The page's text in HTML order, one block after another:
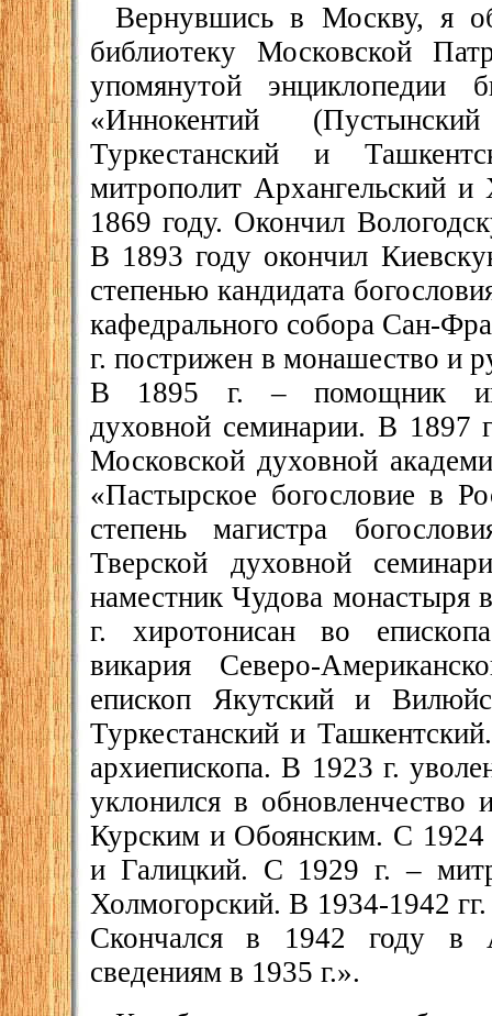
Вернувшись в Москву, я
библиотеку Московской
упомянутой энциклопедии
«Иннокентий
Туркестанский и
митрополит Архангельский и
1869 году. Окончил
В 1893 году окончил
степенью кандидата
кафедрального собора Сан-
г. пострижен в монашество и
В 1895 г. – помощник
духовной семинарии. В 1897
Московской духовной
«Пастырское богословие в
степень магистра
Тверской духовной
наместник Чудова монастыря
г. хиротонисан во
викария Северо-
епископ Якутский и
Туркестанский и
архиепископа. В 1923 г.
уклонился в обновленчество
Курским и Обоянским. С 1924
и Галицкий. С 1929 г. –
Холмогорский. В 1934-1942
Скончался в 1942 году в
сведениям в 1935 г.».